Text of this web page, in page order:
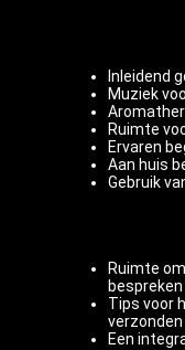
Inleidend
Muziek
Ruimte
Ervaren
Aan huis
Gebruik
Ruimte
bespreken
Tips voor
verzonden
Een